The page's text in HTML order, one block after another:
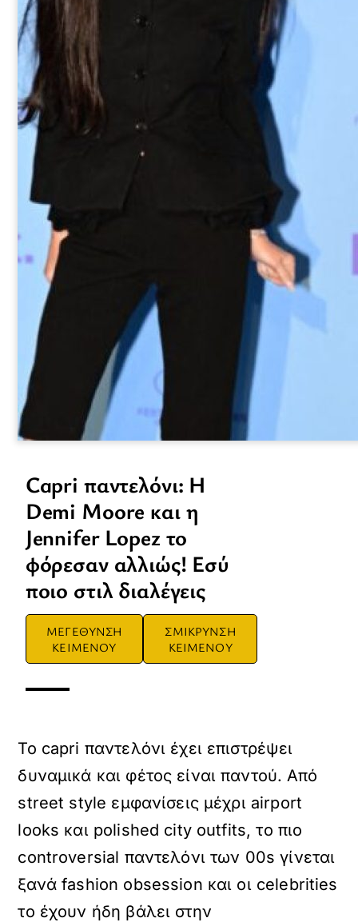
Capri παντελόνι: Η
Demi Moore και η
Jennifer Lopez το
φόρεσαν αλλιώς! Εσύ
ποιο στιλ διαλέγεις
ΜΕΓΕΘΥΝΣΗ
ΚΕΙΜΕΝΟΥ
ΣΜΙΚΡΥΝΣΗ
ΚΕΙΜΕΝΟΥ
Το capri παντελόνι έχει επιστρέψει
δυναμικά και φέτος είναι παντού. Από
street style εμφανίσεις μέχρι airport
looks και polished city outfits, το πιο
controversial παντελόνι των 00s γίνεται
ξανά fashion obsession και οι celebrities
το έχουν ήδη βάλει στην